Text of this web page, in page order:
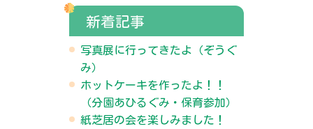
新着記事
写真展に行ってきたよ（ぞうぐ
み）
ホットケーキを作ったよ！！
（分園あひるぐみ・保育参加）
紙芝居の会を楽しみました！